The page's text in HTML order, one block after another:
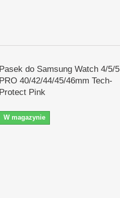
Pasek do Samsung Watch 4/5/5
PRO 40/42/44/45/46mm Tech-
Protect Pink
W magazynie